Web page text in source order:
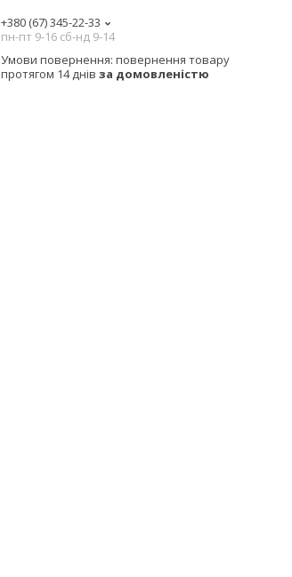
+380 (67) 345-22-33
пн-пт 9-16 сб-нд 9-14
повернення товару
протягом 14 днів за домовленістю